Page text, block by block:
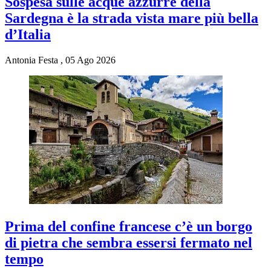
Sardegna è la strada vista mare più bella
d’Italia
Antonia Festa , 05 Ago 2026
Prima del confine francese c’è un borgo
di pietra che sembra essersi fermato nel
tempo